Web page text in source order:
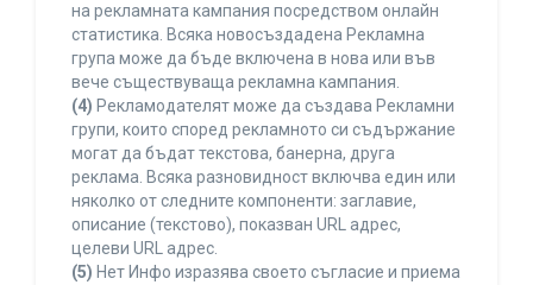
на рекламната кампания посредством онлайн
статистика. Всяка новосъздадена Рекламна
група може да бъде включена в нова или във
вече съществуваща рекламна кампания.
(4) Рекламодателят може да създава Рекламни
групи, които според рекламното си съдържание
могат да бъдат текстова, банерна, друга
реклама. Всяка разновидност включва един или
няколко от следните компоненти: заглавие,
описание (текстово), показван URL адрес,
целеви URL адрес.
(5) Нет Инфо изразява своето съгласие и приема